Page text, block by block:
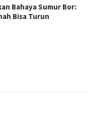
Bahaya Sumur Bor:
Bisa Turun